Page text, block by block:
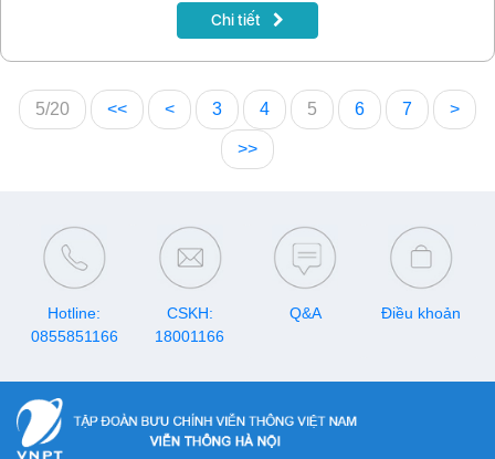
VNPT còn cung cấp các dịch vụ combo Internet kết hợp truyền hình
hoặc camera với chi phí hợp lý.
Chi tiết
5/20 << < 3 4 5 6 7 >
>>
Hotline:
0855851166
CSKH:
18001166
Q&A Điều khoản